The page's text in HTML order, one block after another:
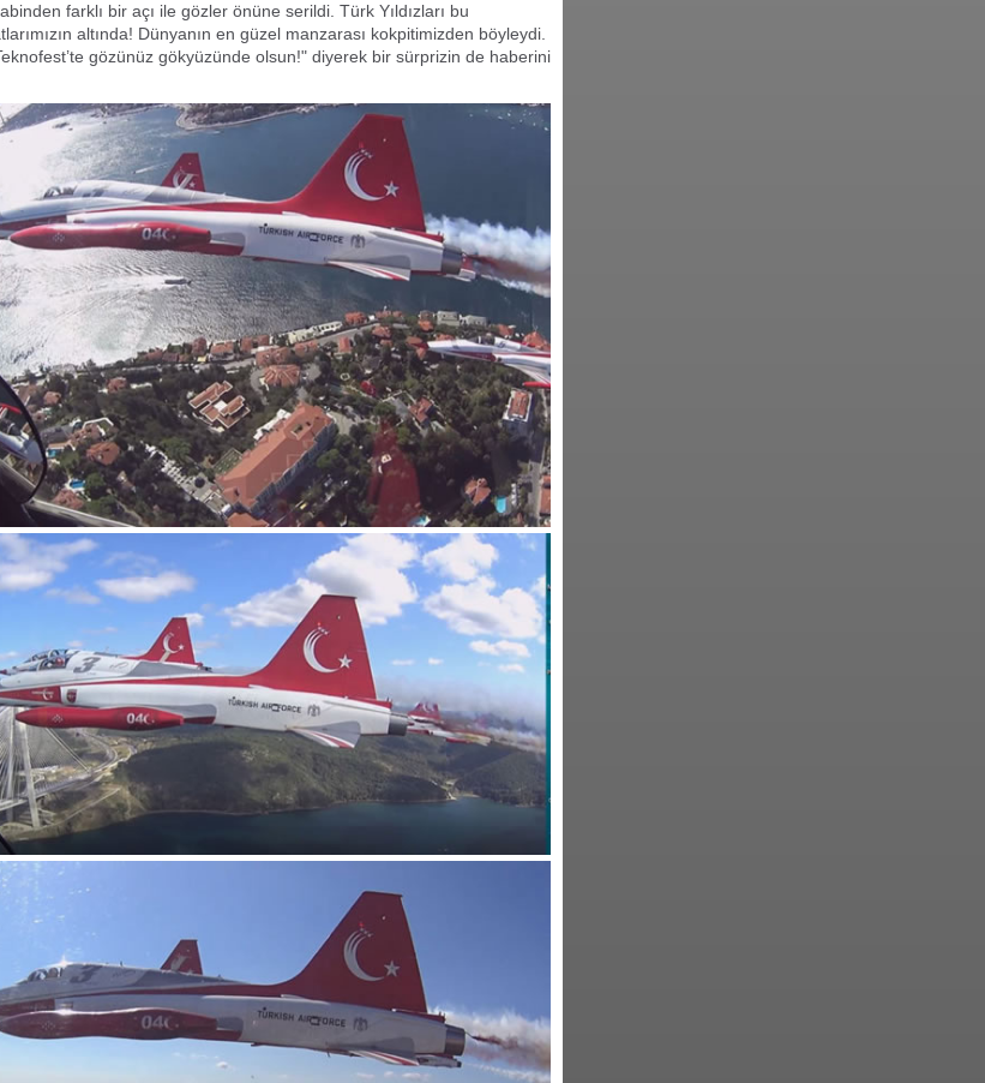
farklı bir açı ile gözler önüne serildi. Türk Yıldızları bu
altında! Dünyanın en güzel manzarası kokpitimizden böyleydi.
gözünüz gökyüzünde olsun!" diyerek bir sürprizin de haberini